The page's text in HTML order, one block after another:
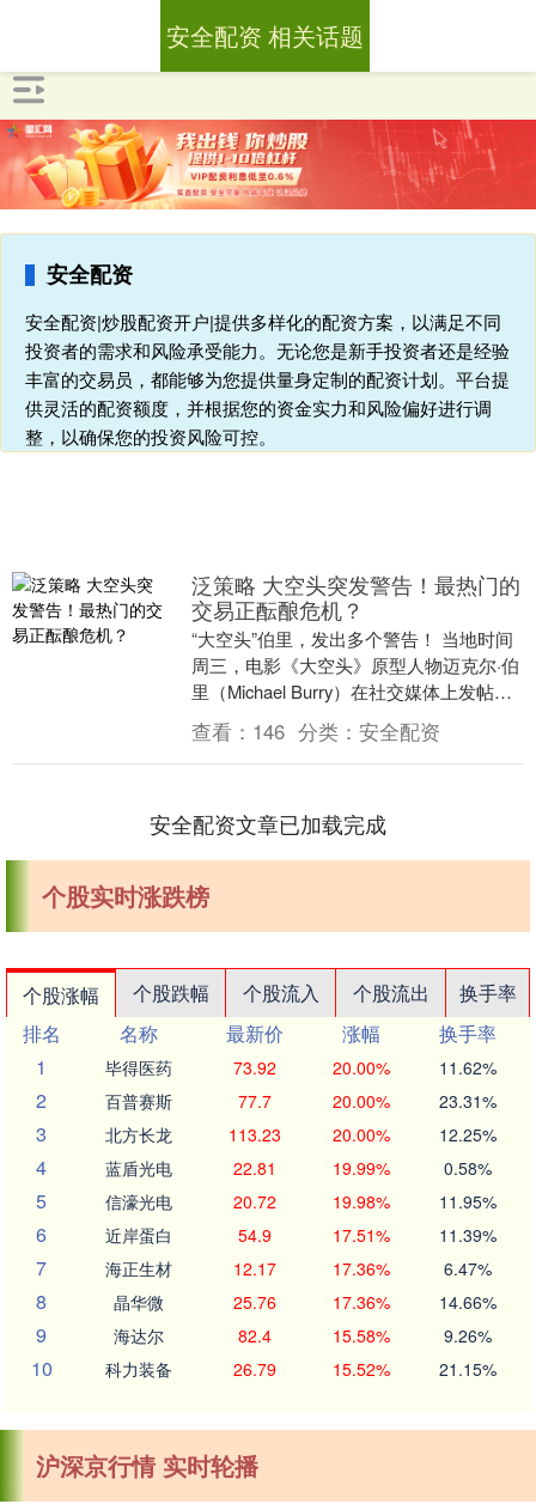
安全配资
安全配资|炒股配资开户|提供多样化的配资方案，以满足不同
投资者的需求和风险承受能力。无论您是新手投资者还是经验
丰富的交易员，都能够为您提供量身定制的配资计划。平台提
供灵活的配资额度，并根据您的资金实力和风险偏好进行调
整，以确保您的投资风险可控。
安全配资 相关话题
泛策略 大空头突发警告！最热门的
交易正酝酿危机？
“大空头”伯里，发出多个警告！ 当地时间
周三，电影《大空头》原型人物迈克尔·伯
里（Michael Burry）在社交媒体上发帖
称，美联储重启购买短期国债的举动，....
查看： 146 分类： 安全配资
安全配资文章已加载完成
个股实时涨跌榜
个股涨幅 个股跌幅 个股流入 个股流出
换手率
排名
名称 最新价 涨幅
换手率
1
毕得医药 73.92 20.00% 11.62%
2 百普赛斯 77.7 20.00% 23.31%
3 北方长龙 113.23 20.00% 12.25%
4 蓝盾光电 22.81 19.99% 0.58%
5 信濠光电 20.72 19.98% 11.95%
6 近岸蛋白 54.9 17.51% 11.39%
7 海正生材 12.17 17.36% 6.47%
8 晶华微 25.76 17.36% 14.66%
9 海达尔 82.4 15.58% 9.26%
10 科力装备 26.79 15.52% 21.15%
沪深京行情 实时轮播